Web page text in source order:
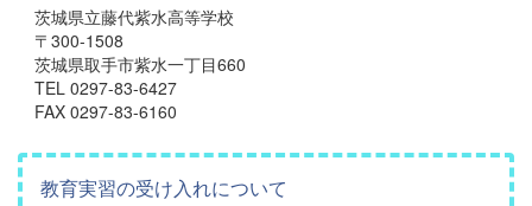
茨城県立藤代紫水高等学校
〒300-1508
茨城県取手市紫水一丁目660
TEL 0297-83-6427
FAX 0297-83-6160
教育実習の受け入れについて